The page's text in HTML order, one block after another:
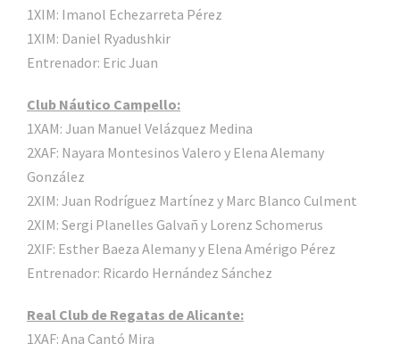
1XIM: Imanol Echezarreta Pérez
1XIM: Daniel Ryadushkir
Entrenador: Eric Juan
Club Náutico Campello:
1XAM: Juan Manuel Velázquez Medina
2XAF: Nayara Montesinos Valero y Elena Alemany
González
2XIM: Juan Rodríguez Martínez y Marc Blanco Culment
2XIM: Sergi Planelles Galvañ y Lorenz Schomerus
2XIF: Esther Baeza Alemany y Elena Amérigo Pérez
Entrenador: Ricardo Hernández Sánchez
Real Club de Regatas de Alicante:
1XAF: Ana Cantó Mira